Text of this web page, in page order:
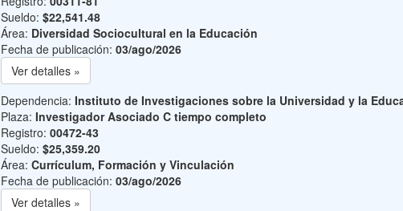
Sueldo: $22,541.48
Área: Diversidad Sociocultural en la Educación
Fecha de publicación: 03/ago/2026
Ver detalles »
Dependencia: Instituto de Investigaciones sobre la Universidad y la
Plaza: Investigador Asociado C tiempo completo
Registro: 00472-43
Sueldo: $25,359.20
Área: Currículum, Formación y Vinculación
Fecha de publicación: 03/ago/2026
Ver detalles »